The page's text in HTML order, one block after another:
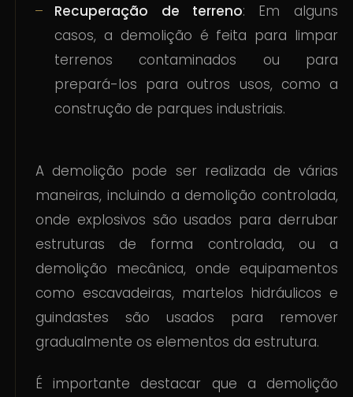
Recuperação de terreno: Em alguns
casos, a demolição é feita para limpar
terrenos contaminados ou para
prepará-los para outros usos, como a
construção de parques industriais.
A demolição pode ser realizada de várias
maneiras, incluindo a demolição controlada,
onde explosivos são usados para derrubar
estruturas de forma controlada, ou a
demolição mecânica, onde equipamentos
como escavadeiras, martelos hidráulicos e
guindastes são usados para remover
gradualmente os elementos da estrutura.
É importante destacar que a demolição